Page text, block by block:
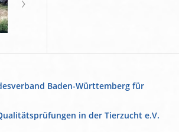
Baden-Württemberg für
in der Tierzucht e.V.